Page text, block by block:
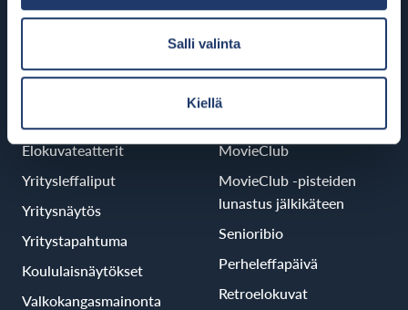
Salli valinta
Kiellä
B2B
Elokuvateatterit
Yritysleffaliput
Yritysnäytös
Yritystapahtuma
Koululaisnäytökset
Valkokangasmainonta
MovieClub
MovieClub -pisteiden
lunastus jälkikäteen
Senioribio
Perheleffapäivä
Retroelokuvat